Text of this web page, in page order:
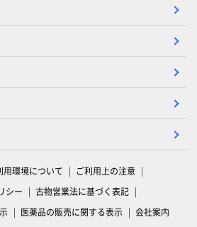
用環境について
ご利用上の注意
シー
古物営業法に基づく表記
医薬品の販売に関する表示 会社案内